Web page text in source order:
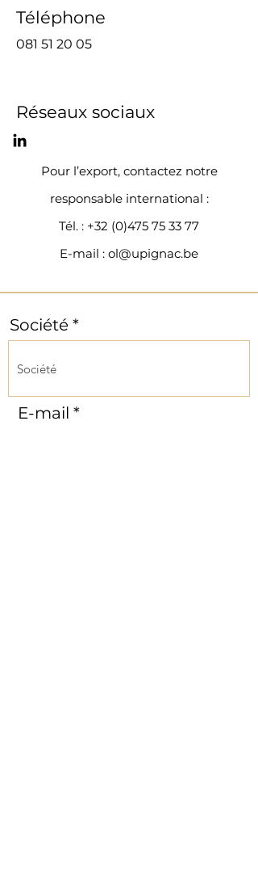
Téléphone
081 51 20 05
Réseaux sociaux
Pour l’export, contactez notre
responsable international :
Tél. : +32 (0)475 75 33 77
E-mail : ol@upignac.be
Société
E-mail